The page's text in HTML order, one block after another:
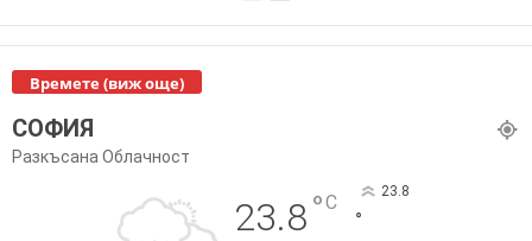
Времете (виж още)
СОФИЯ
Разкъсана Облачност
23.8°C 23.8
°